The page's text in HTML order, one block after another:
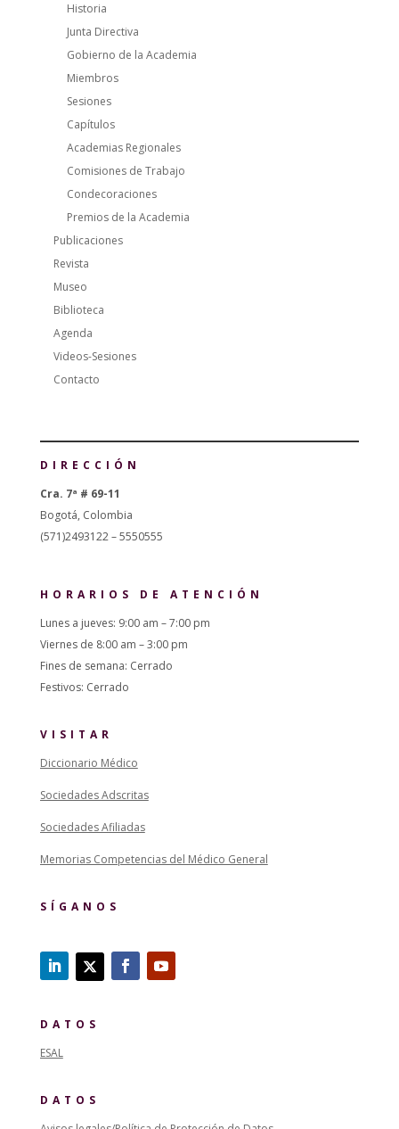
Historia
Junta Directiva
Gobierno de la Academia
Miembros
Sesiones
Capítulos
Academias Regionales
Comisiones de Trabajo
Condecoraciones
Premios de la Academia
Publicaciones
Revista
Museo
Biblioteca
Agenda
Videos-Sesiones
Contacto
DIRECCIÓN
Cra. 7ª # 69-11
Bogotá, Colombia
(571)2493122 – 5550555
HORARIOS DE ATENCIÓN
Lunes a jueves: 9:00 am – 7:00 pm
Viernes de 8:00 am – 3:00 pm
Fines de semana: Cerrado
Festivos: Cerrado
VISITAR
Diccionario Médico
Sociedades Adscritas
Sociedades Afiliadas
Memorias Competencias del Médico General
SÍGANOS
DATOS
ESAL
DATOS